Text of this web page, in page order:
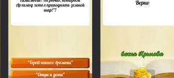
Yuklanmoqda